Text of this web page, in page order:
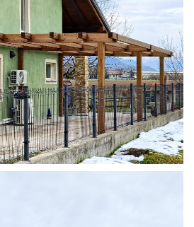
IN LAMELLARE SU MISURA